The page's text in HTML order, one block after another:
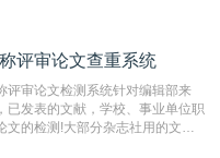
速度快、精度高，市场反映良好。
评审论文查重系统
评审论文检测系统针对编辑部来
已发表的文献，学校、事业单位职
文的检测!大部分杂志社用的文献